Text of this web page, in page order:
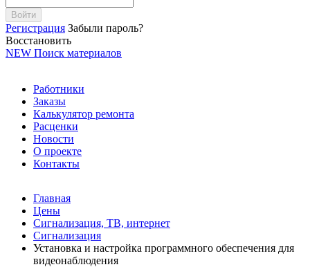
Войти
Регистрация Забыли пароль?
Восстановить
NEW Поиск материалов
Работники
Заказы
Калькулятор ремонта
Расценки
Новости
О проекте
Контакты
Главная
Цены
Сигнализация, ТВ, интернет
Сигнализация
Установка и настройка программного обеспечения для
видеонаблюдения